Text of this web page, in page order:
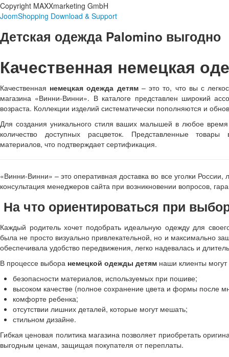
Copyright MAXXmarketing GmbH
JoomShopping Download & Support
Детская одежда Palomino выгодно
Качественная немецкая
Качественная немецкая одежда детям– это то, что вы с
магазина «Винни-Винни». В каталоге представлен широкий
возраста. Коллекции изделий систематически пополняются и
Для создания уникального стиля ваших малышей в любое время
количество доступных расцветок. Представленные товары
материалов, что подтверждает сертификация.
«Винни-Винни» – это оперативная доставка во все уголки
консультация менеджеров сайта при возникновении вопросов,
На что ориентироваться при
Каждый родитель хочет подобрать идеальную одежду для
была не просто визуально привлекательной, но и максимально
обеспечивала удобство передвижения, легко надевалась и
В процессе выбора немецкой одежды детям наши клиенты
безопасности материалов, используемых при пошиве;
высоком качестве (полное сохранение цвета и формы после
комфорте ребенка;
отсутствии лишних деталей, которые могут мешать;
стильном дизайне.
Гибкая ценовая политика магазина позволяет приобретать
выгодным ценам, защищая покупателя от переплаты.